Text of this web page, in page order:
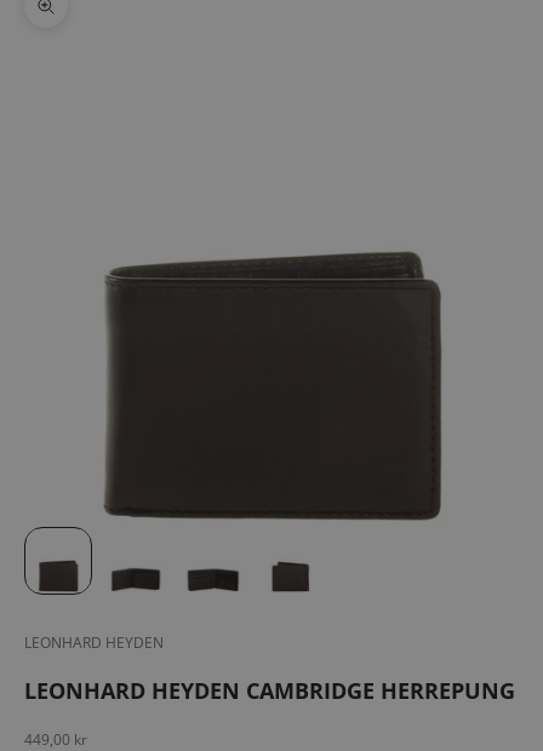
Zoom
LEONHARD HEYDEN
LEONHARD HEYDEN CAMBRIDGE HERREPUNG
Salgspris
449,00 kr